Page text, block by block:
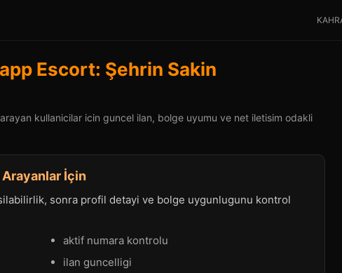
Escort: Şehrin Sakin
kullanicilar icin guncel ilan, bolge uyumu ve net iletisim odakli
İçin
sonra profil detayi ve bolge uygunlugunu kontrol
aktif numara kontrolu
ilan guncelligi